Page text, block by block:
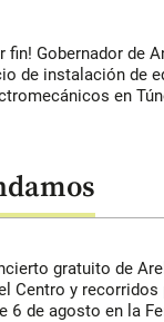
fin! Gobernador de
de instalación de
en
gratuito de
Centro y recorridos
6 de agosto en la